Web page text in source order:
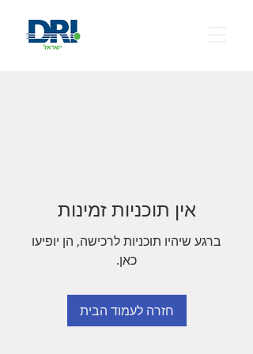
אין תוכניות זמינות
ברגע שיהיו תוכניות לרכישה, הן יופיעו
כאן.
חזרה לעמוד הבית